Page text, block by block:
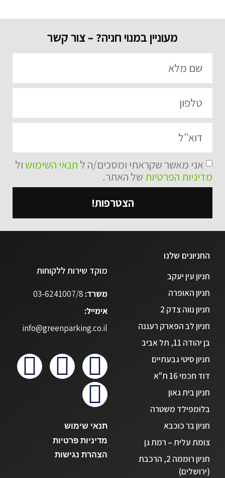
שטמפפר 17, נתניה
חניון בית אמות(לשעבר בית כלל)
חניון התלמי (נווה צדק)
רחוב יהושע התלמי 16, תל אביב
נווט פרטים נוספים
חניון גינת השרון / גן החשמל
חניון סינימטק-קרליבך
מעוניין במנוי חניה? – צור קשר
אני מאשר שקראתי ומסכים/ה ל תנאי השימוש ול
מדיניות הפרטיותשל האתר.
הצטרפות!
החניונים שלנו
חניון עין יעקב
חניון האופרה
חניון נווה צדק 2
חניון לב הפארק רעננה
בן יהודה 11, תל אביב
חניון סיטי גבעתיים
דוד חכמי 16 ת"א
חניון בית גאון
בלומפילד משטרה
חניון בר כוכבא
צומת עלית – רמת גן
חניון רוממה 2, הרכבת
(ירושלים)
מוקד שירות ללקוחות
משרד: 03-6241007/8
אימייל:
info@greenparking.co.il
תנאי שימוש
מדיניות פרטיות
הצהרת נגישות